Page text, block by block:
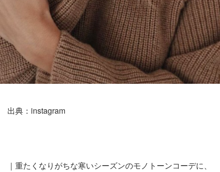
出典：instagram
｜重たくなりがちな寒いシーズンのモノトーンコーデに、